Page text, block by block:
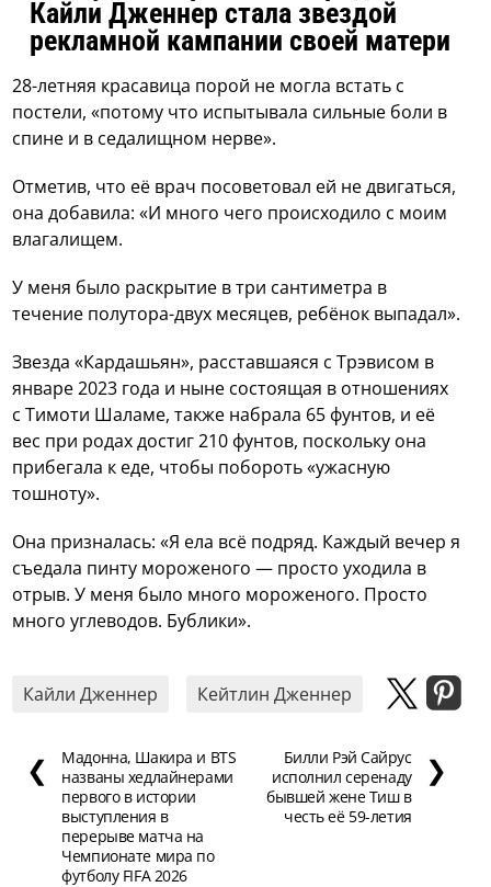
Кайли Дженнер стала звездой
рекламной кампании своей матери
28-летняя красавица порой не могла встать с
постели, «потому что испытывала сильные боли в
спине и в седалищном нерве».
Отметив, что её врач посоветовал ей не двигаться,
она добавила: «И много чего происходило с моим
влагалищем.
У меня было раскрытие в три сантиметра в
течение полутора-двух месяцев, ребёнок выпадал».
Звезда «Кардашьян», расставшаяся с Трэвисом в
январе 2023 года и ныне состоящая в отношениях
с Тимоти Шаламе, также набрала 65 фунтов, и её
вес при родах достиг 210 фунтов, поскольку она
прибегала к еде, чтобы побороть «ужасную
тошноту».
Она призналась: «Я ела всё подряд. Каждый вечер я
съедала пинту мороженого — просто уходила в
отрыв. У меня было много мороженого. Просто
много углеводов. Бублики».
Кайли Дженнер Кейтлин Дженнер
❮
Мадонна, Шакира и BTS
названы хедлайнерами
первого в истории
выступления в
перерыве матча на
Чемпионате мира по
футболу FIFA 2026
Билли Рэй Сайрус
исполнил серенаду
бывшей жене Тиш в
честь её 59-летия
❯